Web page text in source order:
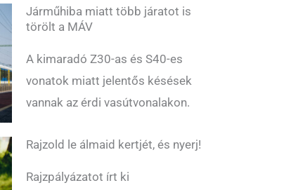
Járműhiba miatt több járatot is
törölt a MÁV
A kimaradó Z30-as és S40-es
vonatok miatt jelentős késések
vannak az érdi vasútvonalakon.
Rajzold le álmaid kertjét, és nyerj!
Rajzpályázatot írt ki